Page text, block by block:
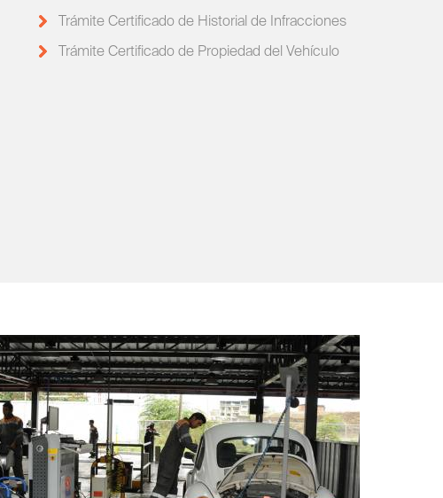
Trámite Certificado de Historial de Infracciones
Trámite Certificado de Propiedad del Vehículo